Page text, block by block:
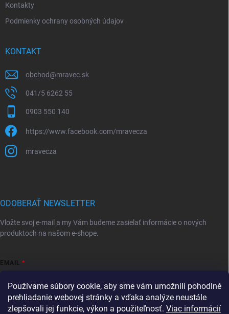
Používame súbory cookie, aby sme vám umožnili pohodlné
prehliadanie webovej stránky a vďaka analýze neustále
zlepšovali jej funkcie, výkon a použiteľnosť. Viac informácií
Kontakty
Podmienky ochrany osobných údajov
KONTAKT
obchod@mravec.sk
041/5 6262 55
0903 550 140
https://www.facebook.com/mravecza
mravecza
ODOBERAŤ NEWSLETTER
Vložte svoj e-mail a my Vám budeme zasielať informácie o nových
produktoch na našom e-shope.
EMAIL